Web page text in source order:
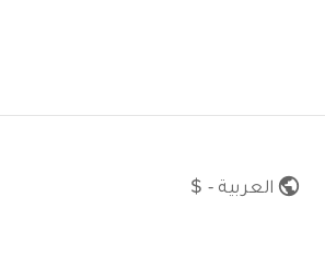
العربية - $